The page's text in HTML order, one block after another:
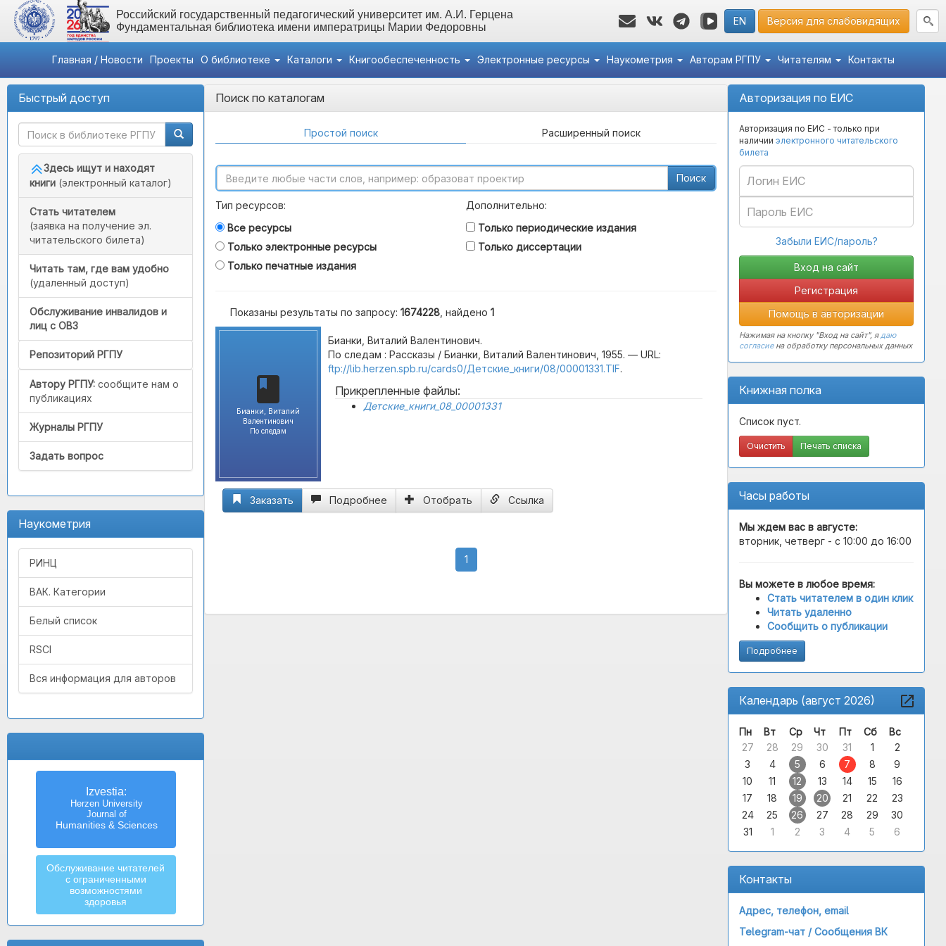
Российский государственный педагогический университет им. А.И. Герцена
Фундаментальная библиотека имени императрицы Марии Федоровны
EN Версия для слабовидящих
Главная / Новости Проекты О библиотеке Каталоги Книгообеспеченность Электронные ресурсы Наукометрия Авторам РГПУ Читателям Контакты
Быстрый доступ
Здесь ищут и находят
книги (электронный каталог)
Стать читателем
(заявка на получение эл.
читательского билета)
Читать там, где вам удобно
(удаленный доступ)
Обслуживание инвалидов и
лиц с ОВЗ
Репозиторий РГПУ
Автору РГПУ: сообщите нам о
публикациях
Журналы РГПУ
Задать вопрос
Наукометрия
РИНЦ
ВАК. Категории
Белый список
RSCI
Вся информация для авторов
Izvestia:
Herzen University
Journal of
Humanities & Sciences
Обслуживание читателей
с ограниченными
возможностями
здоровья
Авторизация по ЕИС
Авторизация по ЕИС - только при
наличии электронного читательского
билета
Забыли ЕИС/пароль?
Регистрация
Помощь в авторизации
Нажимая на кнопку "Вход на сайт", ядаю
согласиена обработку персональных данных
Книжная полка
Список пуст.
Очистить Печать списка
Часы работы
Мы ждем вас в августе:
вторник, четверг - с 10:00 до 16:00
Вы можете в любое время:
Стать читателем в один клик
Читать удаленно
Сообщить о публикации
Подробнее
Календарь (август 2026)
Пн Вт Ср Чт Пт Сб
Вс
27
28 29 30 31 1
2
3
4 5 6 7 8
9
10
11 12 13 14 15
16
17
18 19 20 21 22
23
24
25 26 27 28 29
30
31
1 2 3 4 5 6
Контакты
Адрес, телефон, email
Telegram-чат /Сообщения ВК
Поиск по каталогам
Простой поиск Расширенный поиск
Поиск
Тип ресурсов:
Все ресурсы
Только электронные ресурсы
Только печатные издания
Дополнительно:
Только периодические издания
Только диссертации
Показаны результаты по запросу: 1674228 , найдено 1
Бианки, Виталий
Валентинович
По следам
Бианки, Виталий Валентинович.
По следам : Рассказы / Бианки, Виталий Валентинович, 1955. — URL:
ftp://lib.herzen.spb.ru/cards0/Детские_книги/08/00001331.TIF.
Прикрепленные файлы:
Детские_книги_08_00001331
Заказать Подробнее Отобрать Ссылка
1(current)